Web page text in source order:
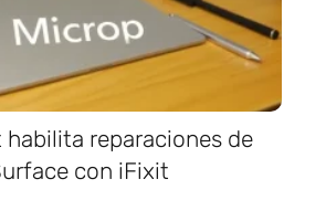
reparaciones de
con iFixit